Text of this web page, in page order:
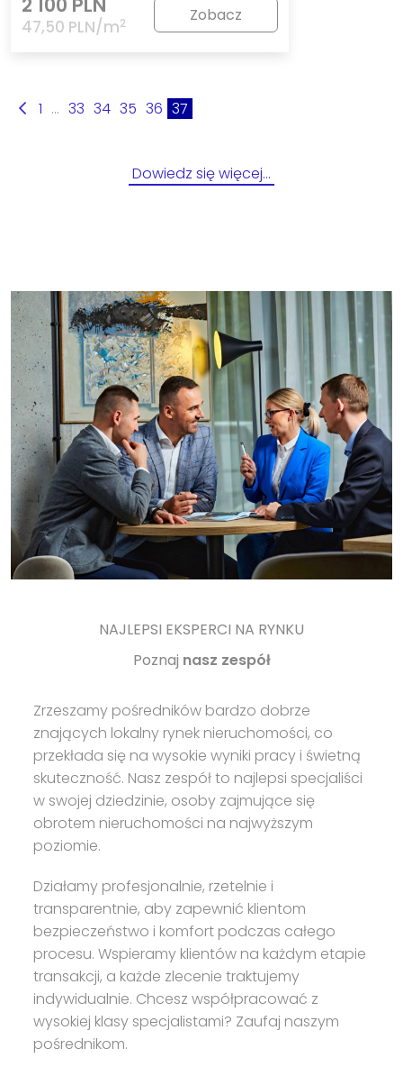
47,50 PLN/m2 Zobacz
1 ... 33 34 35 36 37
Dowiedz się więcej…
NAJLEPSI EKSPERCI NA RYNKU
Poznaj nasz zespół
Zrzeszamy pośredników bardzo dobrze
znających lokalny rynek nieruchomości, co
przekłada się na wysokie wyniki pracy i świetną
skuteczność. Nasz zespół to najlepsi specjaliści
w swojej dziedzinie, osoby zajmujące się
obrotem nieruchomości na najwyższym
poziomie.
Działamy profesjonalnie, rzetelnie i
transparentnie, aby zapewnić klientom
bezpieczeństwo i komfort podczas całego
procesu. Wspieramy klientów na każdym etapie
transakcji, a każde zlecenie traktujemy
indywidualnie. Chcesz współpracować z
wysokiej klasy specjalistami? Zaufaj naszym
pośrednikom.